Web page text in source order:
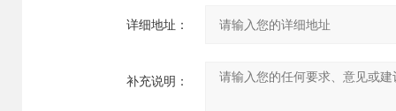
详细地址：
补充说明：